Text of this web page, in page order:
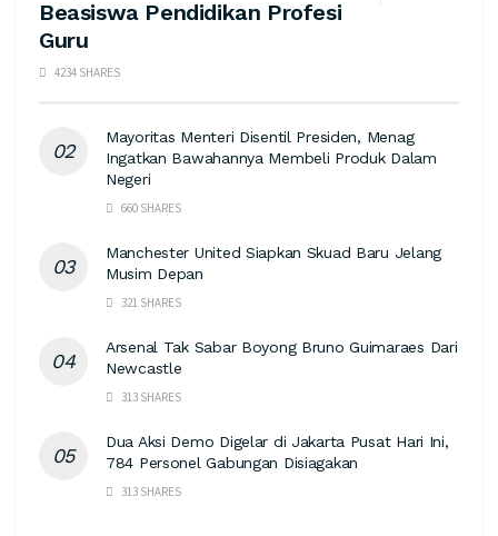
Beasiswa Pendidikan Profesi
Guru
4234 SHARES
Mayoritas Menteri Disentil Presiden, Menag
Ingatkan Bawahannya Membeli Produk Dalam
Negeri
660 SHARES
Manchester United Siapkan Skuad Baru Jelang
Musim Depan
321 SHARES
Arsenal Tak Sabar Boyong Bruno Guimaraes Dari
Newcastle
313 SHARES
Dua Aksi Demo Digelar di Jakarta Pusat Hari Ini,
784 Personel Gabungan Disiagakan
313 SHARES